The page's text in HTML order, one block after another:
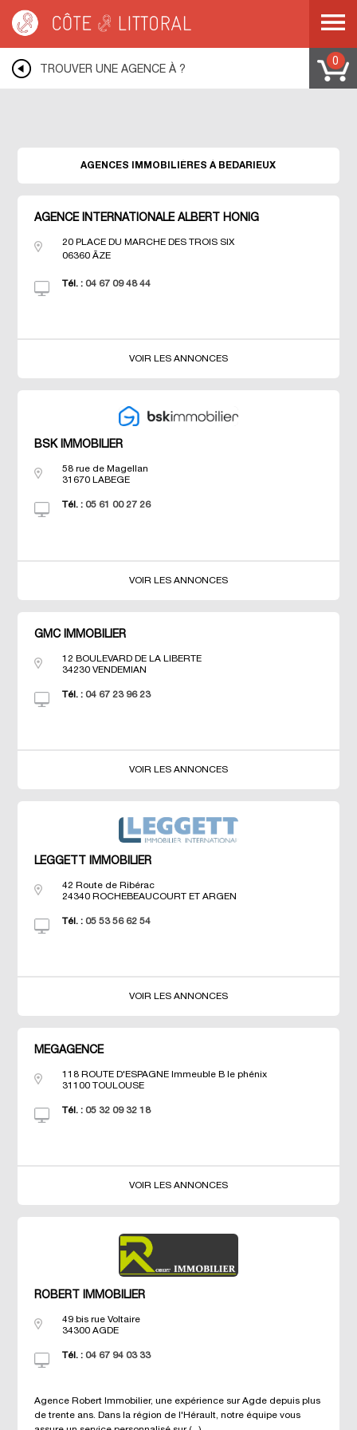
Warning : Undefined variable $idUser in
/var/www/mobile.cotelittoral.fr/annuaire.php
Côte & Littoral>Les agences du littoral>Agences immobili&eagrave;res
MEDITERRANEE
Agences immobili&eagrave;res LANGUEDOC ROUSSILLON>
Agences immobili&eagrave;res HERAULT
Agences immobili&eagrave;res
BEDARIEUX
TROUVER UNE AGENCE À ?
0
AGENCES IMMOBILIÈRES À BEDARIEUX
AGENCE INTERNATIONALE ALBERT HONIG
20 PLACE DU MARCHE DES TROIS SIX
06360 ÃZE
Tél. : 04 67 09 48 44
VOIR LES ANNONCES
BSK IMMOBILIER
58 rue de Magellan
31670 LABEGE
Tél. : 05 61 00 27 26
VOIR LES ANNONCES
GMC IMMOBILIER
12 BOULEVARD DE LA LIBERTE
34230 VENDEMIAN
Tél. : 04 67 23 96 23
VOIR LES ANNONCES
LEGGETT IMMOBILIER
42 Route de Ribérac
24340 ROCHEBEAUCOURT ET ARGEN
Tél. : 05 53 56 62 54
VOIR LES ANNONCES
MEGAGENCE
118 ROUTE D'ESPAGNE Immeuble B le phénix
31100 TOULOUSE
Tél. : 05 32 09 32 18
VOIR LES ANNONCES
ROBERT IMMOBILIER
49 bis rue Voltaire
34300 AGDE
Tél. : 04 67 94 03 33
Agence Robert Immobilier, une expérience sur Agde depuis plus
de trente ans. Dans la région de l'Hérault, notre équipe vous